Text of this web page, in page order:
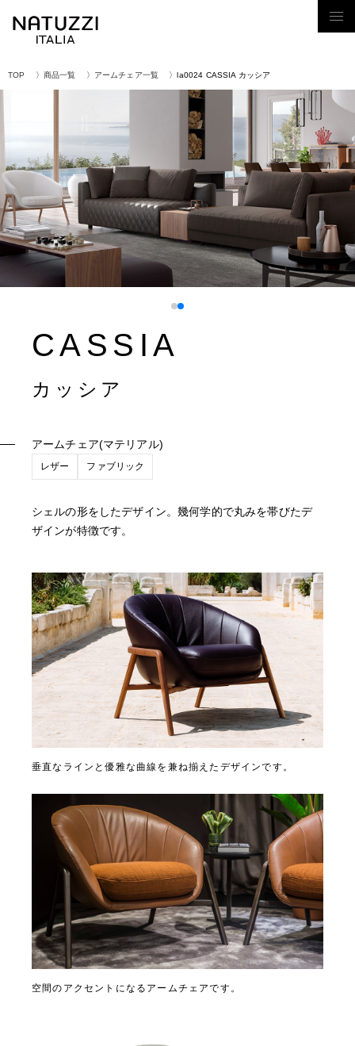
TOP 商品一覧 アームチェア一覧 la0024 CASSIA カッシア
CASSIA
カッシア
アームチェア(マテリアル)
レザー ファブリック
シェルの形をしたデザイン。幾何学的で丸みを帯びたデ
ザインが特徴です。
垂直なラインと優雅な曲線を兼ね揃えたデザインです。
空間のアクセントになるアームチェアです。